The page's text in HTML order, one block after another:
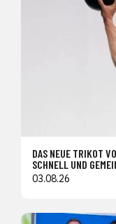
DAS NEUE TRIKOT
SCHNELL UND
03.08.26